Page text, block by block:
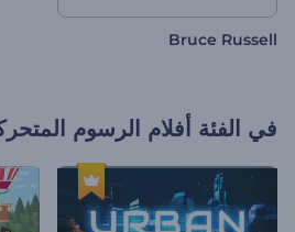
Bruce Russell
في الفئة أفلام الرسوم